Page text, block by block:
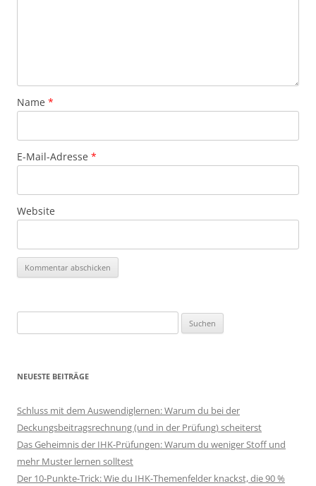
Name *
E-Mail-Adresse *
Website
nach:
NEUESTE BEITRÄGE
Schluss mit dem Auswendiglernen: Warum du bei der
Deckungsbeitragsrechnung (und in der Prüfung) scheiterst
Das Geheimnis der IHK-Prüfungen: Warum du weniger Stoff und
mehr Muster lernen solltest
Der 10-Punkte-Trick: Wie du IHK-Themenfelder knackst, die 90 %